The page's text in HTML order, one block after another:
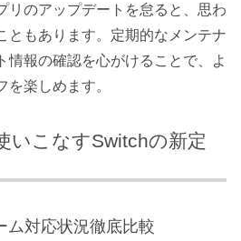
リのアップデートを怠ると、思わ
ともあります。定期的なメンテナ
情報の確認を心がけることで、よ
を楽しめます。
いこなすSwitchの新定
ム対応状況徹底比較